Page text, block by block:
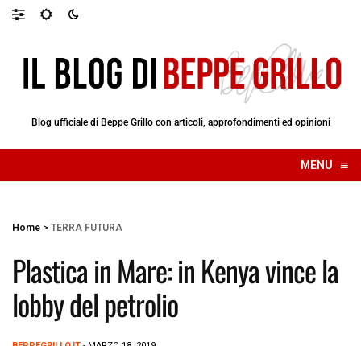
Blog ufficiale di Beppe Grillo con articoli, approfondimenti ed opinioni
MENU ≡
☰
Home > TERRA FUTURA
Plastica in Mare: in Kenya vince la
lobby del petrolio